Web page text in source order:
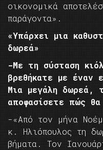
οικονομικά
παράγοντα».
«Υπάρχει μια
δωρεά»
-Με τη σύσταση
βρεθήκατε με έναν
Μια μεγάλη δωρεά,
αποφασίσετε πώς θα
-«Από τον μήνα
κ. Ηλιόπουλος τη
βήματα. Τον